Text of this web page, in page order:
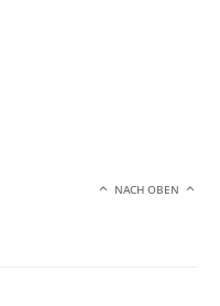
NACH OBEN